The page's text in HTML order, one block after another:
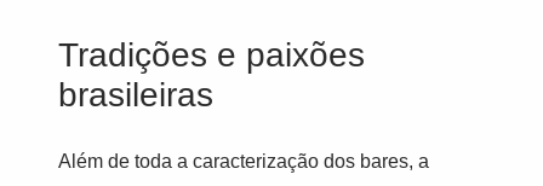
Tradições e paixões
brasileiras
Além de toda a caracterização dos bares, a